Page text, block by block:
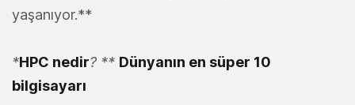
yaşanıyor.**
*HPC nedir? ** Dünyanın en süper 10
bilgisayarı